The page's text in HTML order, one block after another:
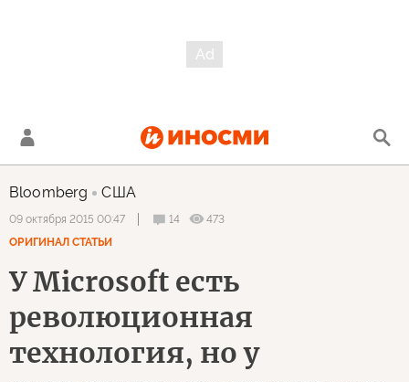
Bloomberg США
09 октября 2015 00:47 14
473
ОРИГИНАЛ СТАТЬИ
У Microsoft есть
революционная
технология, но у